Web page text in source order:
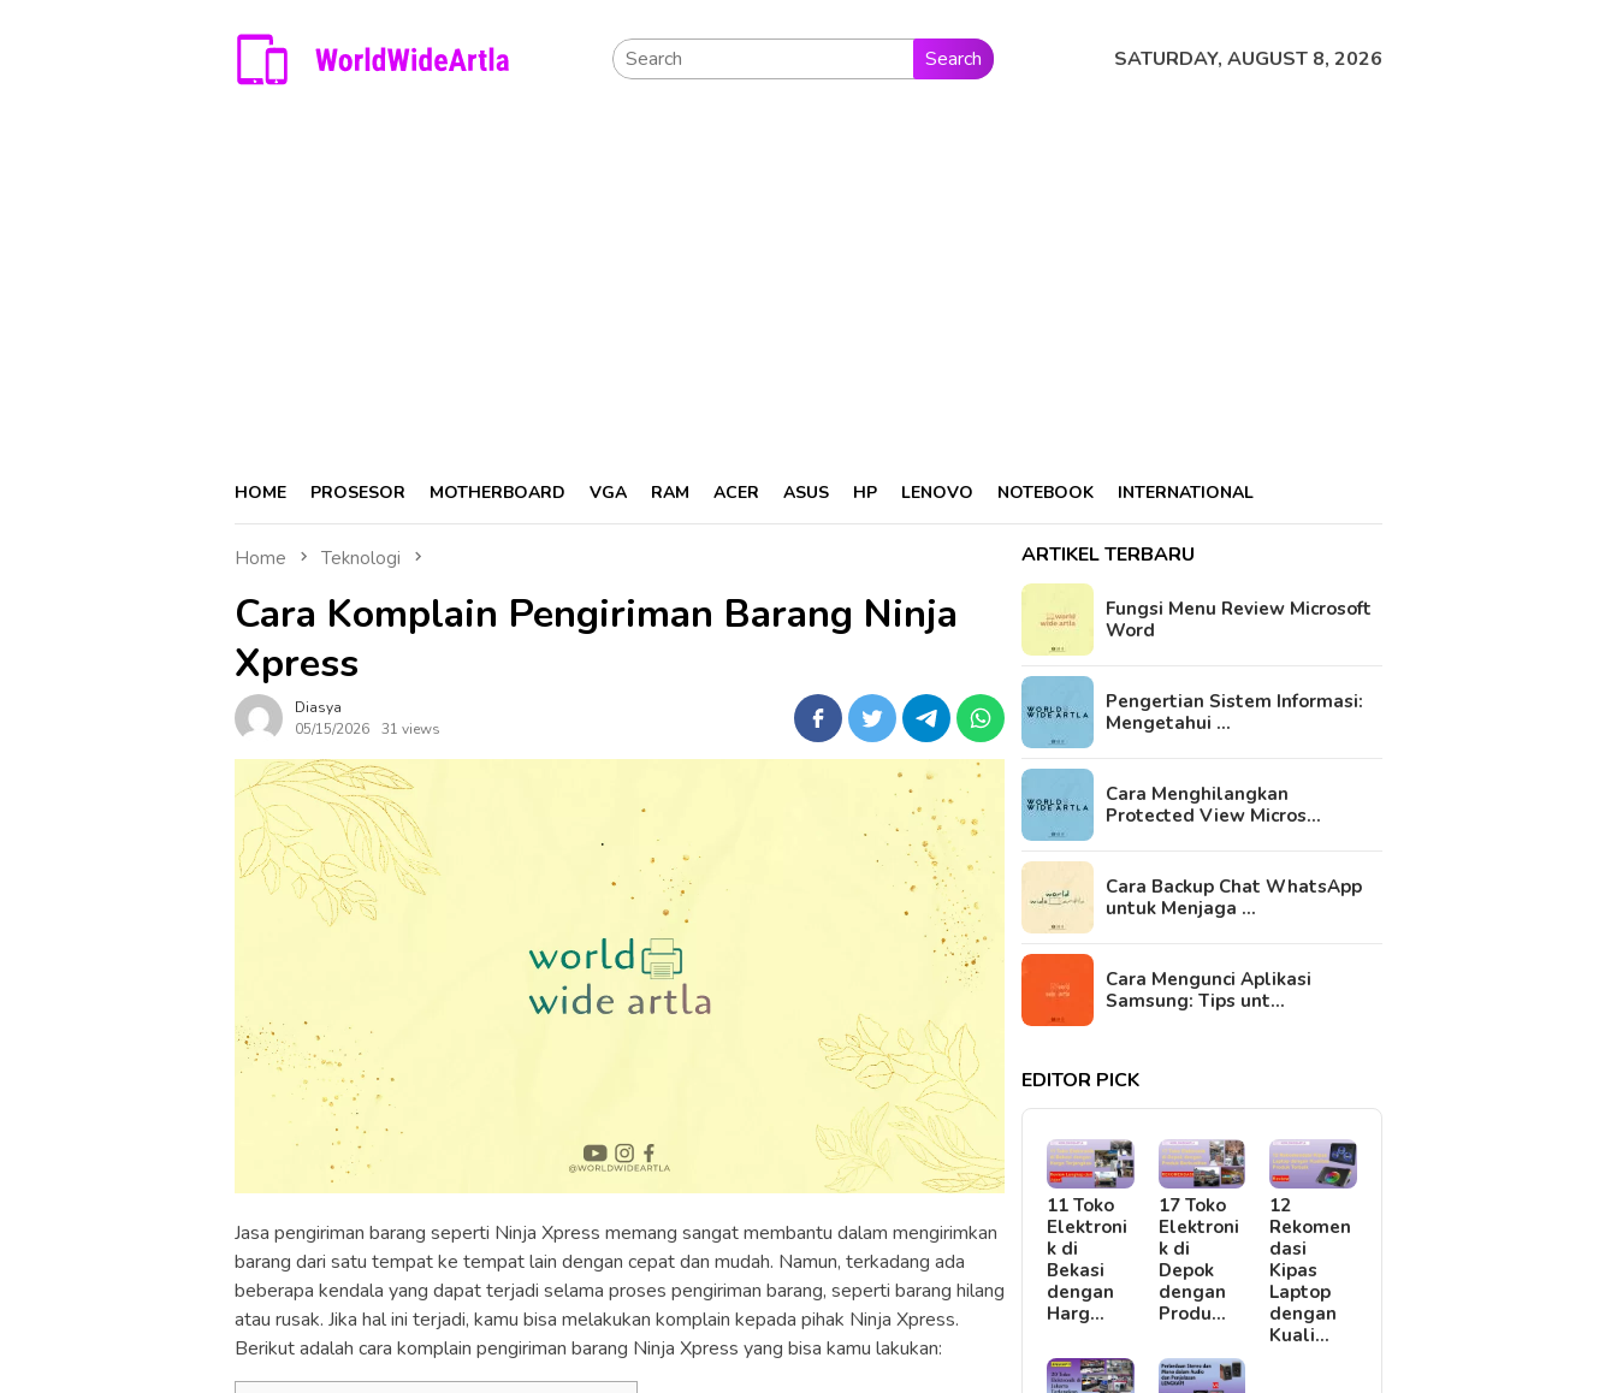
Search SATURDAY, AUGUST 8, 2026
HOME PROSESOR MOTHERBOARD VGA RAM ACER ASUS HP LENOVO NOTEBOOK INTERNATIONAL
Home Teknologi
Cara Komplain Pengiriman Barang Ninja
Xpress
Diasya
05/15/2026
31 views
Jasa pengiriman barang seperti Ninja Xpress memang sangat membantu dalam mengirimkan
barang dari satu tempat ke tempat lain dengan cepat dan mudah. Namun, terkadang ada
beberapa kendala yang dapat terjadi selama proses pengiriman barang, seperti barang hilang
atau rusak. Jika hal ini terjadi, kamu bisa melakukan komplain kepada pihak Ninja Xpress.
Berikut adalah cara komplain pengiriman barang Ninja Xpress yang bisa kamu lakukan:
ARTIKEL TERBARU
Fungsi Menu Review Microsoft
Word
Pengertian Sistem Informasi:
Mengetahui …
Cara Menghilangkan
Protected View Micros…
Cara Backup Chat WhatsApp
untuk Menjaga …
Cara Mengunci Aplikasi
Samsung: Tips unt…
EDITOR PICK
11 Toko
Elektroni
k di
Bekasi
dengan
Harg…
17 Toko
Elektroni
k di
Depok
dengan
Produ…
12
Rekomen
dasi
Kipas
Laptop
dengan
Kuali…